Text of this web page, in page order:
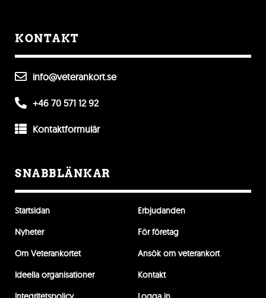
KONTAKT
info@veterankort.se
+46 70 571 12 92
Kontaktformulär
SNABBLÄNKAR
Startsidan
Erbjudanden
Nyheter
För företag
Om Veterankortet
Ansök om veterankort
Ideella organisationer
Kontakt